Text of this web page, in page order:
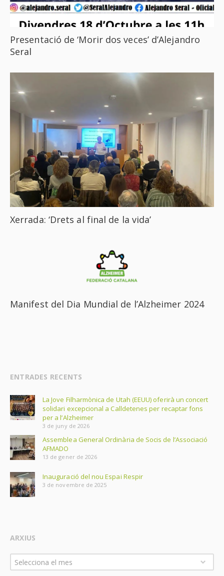
Presentació de ‘Morir dos veces’ d’Alejandro
Seral
Xerrada: ‘Drets al final de la vida’
Manifest del Dia Mundial de l’Alzheimer 2024
ENTRADES RECENTS
La Jove Filharmònica de Utah (EEUU) oferirà un concert
solidari excepcional a Calldetenes per recaptar fons
per a l’Alzheimer
3 de juny de 2026
Assemblea General Ordinària de Socis de l’Associació
AFMADO
13 de gener de 2026
Inauguració del nou Espai Respir
3 de novembre de 2025
ARXIUS
Arxius
Selecciona el mes